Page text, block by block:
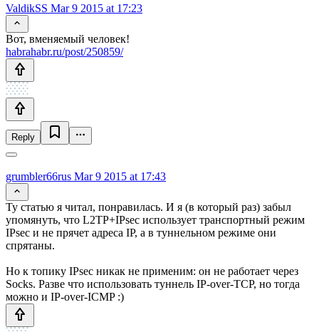
ValdikSS Mar 9 2015 at 17:23
Вот, вменяемый человек!
habrahabr.ru/post/250859/
Reply
grumbler66rus Mar 9 2015 at 17:43
Ту статью я читал, понравилась. И я (в который раз) забыл
упомянуть, что L2TP+IPsec использует транспортный режим
IPsec и не прячет адреса IP, а в туннельном режиме они
спрятаны.
Но к топику IPsec никак не применим: он не работает через
Socks. Разве что использовать туннель IP-over-TCP, но тогда
можно и IP-over-ICMP :)